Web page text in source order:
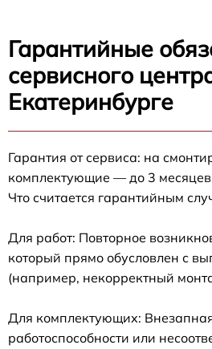
Гарантийные
сервисного
Екатеринбурге
Гарантия от сервиса: на
комплектующие — до 3
Что считается гарантийным
Для работ: Повторное
который прямо обусловлен с
(например, некорректный
Для комплектующих:
работоспособности или